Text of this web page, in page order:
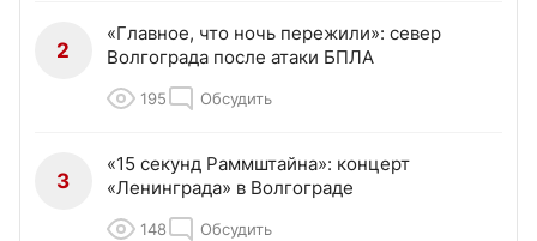
2
«Главное, что ночь пережили»: север
Волгограда после атаки БПЛА
195 Обсудить
3
«15 секунд Раммштайна»: концерт
«Ленинграда» в Волгограде
148 Обсудить